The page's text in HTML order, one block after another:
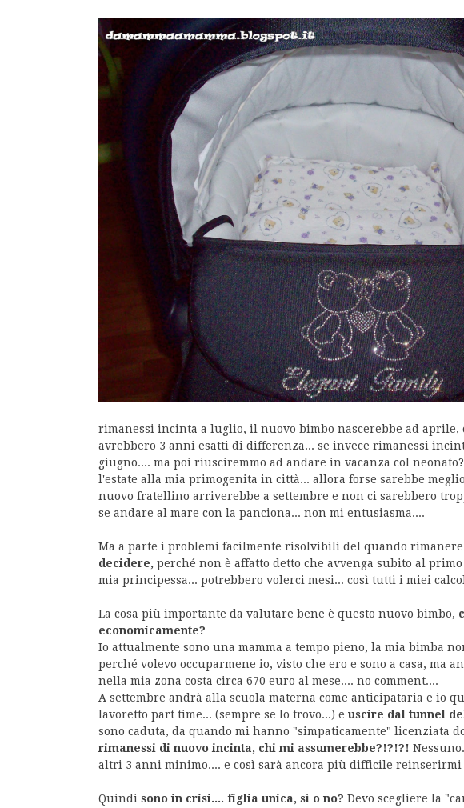
rimanessi incinta a luglio, il nuovo bimbo nascerebbe ad aprile,
avrebbero 3 anni esatti di differenza... se invece rimanessi
giugno.... ma poi riusciremmo ad andare in vacanza col
l'estate alla mia primogenita in città... allora forse sarebbe
nuovo fratellino arriverebbe a settembre e non ci sarebbero
se andare al mare con la panciona... non mi entusiasma....
Ma a parte i problemi facilmente risolvibili del quando
decidere, perché non è affatto detto che avvenga subito al
mia principessa... potrebbero volerci mesi... così tutti i miei
La cosa più importante da valutare bene è questo nuovo bimbo,
economicamente?
Io attualmente sono una mamma a tempo pieno, la mia bimba
perché volevo occuparmene io, visto che ero e sono a casa, ma
nella mia zona costa circa 670 euro al mese.... no comment....
A settembre andrà alla scuola materna come anticipataria e io
lavoretto part time... (sempre se lo trovo...) e uscire dal tunnel
sono caduta, da quando mi hanno "simpaticamente" licenziata
rimanessi di nuovo incinta, chi mi assumerebbe?!?!?!
altri 3 anni minimo.... e così sarà ancora più difficile reinserirmi
Quindi sono in crisi.... figlia unica, sì o no? Devo scegliere la